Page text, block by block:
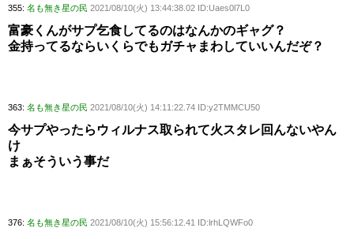
355: 名も無き星の民 2021/08/10(火) 13:44:38.02 ID:Uaes0l7L0
富豪くんがサプ乞食してるのはなんかのギャグ？
金持ってるならいくらでもガチャまわしていいんだぞ？
363: 名も無き星の民 2021/08/10(火) 14:11:22.74 ID:y2TMMCU50
今サプやったらウィルナス取られて火スタレ回んないやん
け
まぁそういう事だ
376: 名も無き星の民 2021/08/10(火) 15:56:12.41 ID:lrhLQWFo0